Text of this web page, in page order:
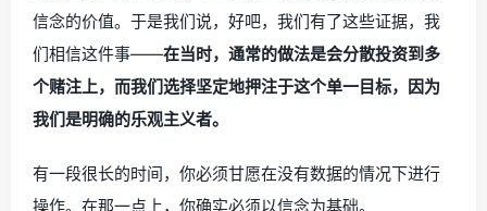
信念的价值。于是我们说，好吧，我们有了这些证据，我
们相信这件事——在当时，通常的做法是会分散投资到多
个赌注上，而我们选择坚定地押注于这个单一目标，因为
我们是明确的乐观主义者。
有一段很长的时间，你必须甘愿在没有数据的情况下进行
操作。在那一点上，你确实必须以信念为基础。